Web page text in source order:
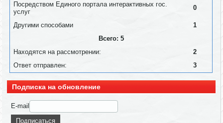
Посредством Единого портала интерактивных гос.
услуг
0
Другими способами
1
Всего: 5
Находятся на рассмотрении:
2
Ответ отправлен:
3
Подписка на обновление
E-mail